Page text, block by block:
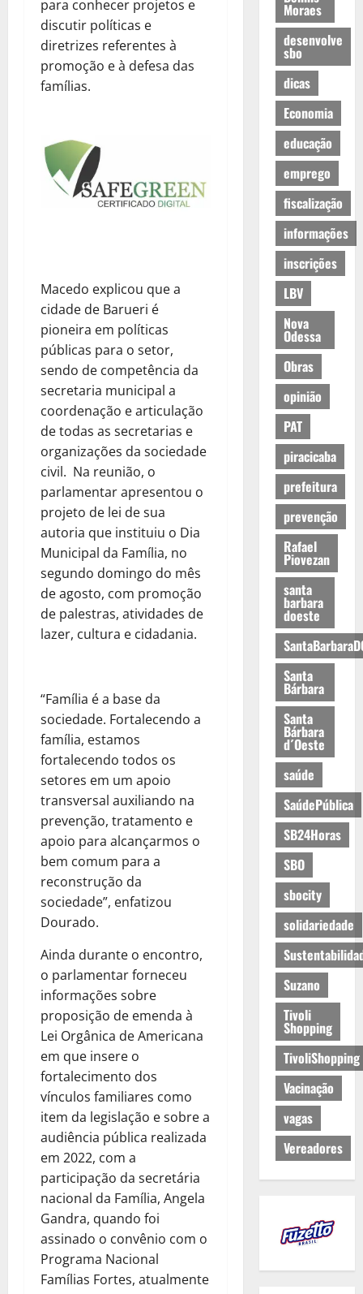
para conhecer projetos e
discutir políticas e
diretrizes referentes à
promoção e à defesa das
famílias.
Macedo explicou que a
cidade de Barueri é
pioneira em políticas
públicas para o setor,
sendo de competência da
secretaria municipal a
coordenação e articulação
de todas as secretarias e
organizações da sociedade
civil. Na reunião, o
parlamentar apresentou o
projeto de lei de sua
autoria que instituiu o Dia
Municipal da Família, no
segundo domingo do mês
de agosto, com promoção
de palestras, atividades de
lazer, cultura e cidadania.
“Família é a base da
sociedade. Fortalecendo a
família, estamos
fortalecendo todos os
setores em um apoio
transversal auxiliando na
prevenção, tratamento e
apoio para alcançarmos o
bem comum para a
reconstrução da
sociedade”, enfatizou
Dourado.
Ainda durante o encontro,
o parlamentar forneceu
informações sobre
proposição de emenda à
Lei Orgânica de Americana
em que insere o
fortalecimento dos
vínculos familiares como
item da legislação e sobre a
audiência pública realizada
em 2022, com a
participação da secretária
nacional da Família, Angela
Gandra, quando foi
assinado o convênio com o
Programa Nacional
Famílias Fortes, atualmente
Moraes
desenvolve
sbo
dicas
Economia
educação
emprego
fiscalização
informações
inscrições
LBV
Nova
Odessa
Obras
opinião
PAT
piracicaba
prefeitura
prevenção
Rafael
Piovezan
santa
barbara
doeste
Santa
Bárbara
Santa
Bárbara
d´Oeste
saúde
SaúdePública
SB24Horas
SBO
sbocity
solidariedade
Suzano
Tivoli
Shopping
TivoliShopping
Vacinação
vagas
Vereadores